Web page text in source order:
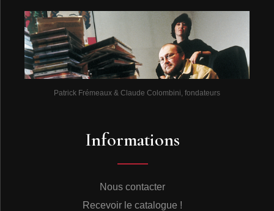
Patrick Frémeaux & Claude Colombini, fondateurs
Informations
Nous contacter
Recevoir le catalogue !